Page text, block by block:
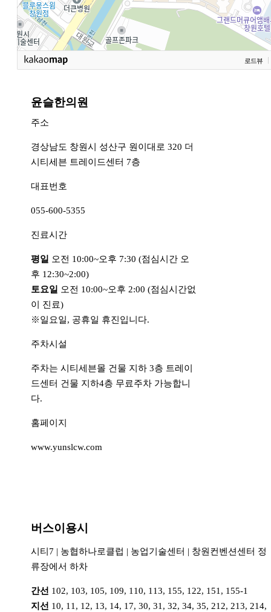
로드뷰
윤슬한의원
주소
경상남도 창원시 성산구 원이대로 320 더
시티세븐 트레이드센터 7층
대표번호
055-600-5355
진료시간
평일 오전 10:00~오후 7:30 (점심시간 오
후 12:30~2:00)
토요일 오전 10:00~오후 2:00 (점심시간없
이 진료)
※일요일, 공휴일 휴진입니다.
주차시설
주차는 시티세븐몰 건물 지하 3층 트레이
드센터 건물 지하4층 무료주차 가능합니
다.
홈페이지
www.yunslcw.com
버스이용시
시티7 | 농협하나로클럽 | 농업기술센터 | 창원컨벤션센터 정
류장에서 하차
간선 102, 103, 105, 109, 110, 113, 155, 122, 151, 155-1
지선 10, 11, 12, 13, 14, 17, 30, 31, 32, 34, 35, 212, 213, 214,